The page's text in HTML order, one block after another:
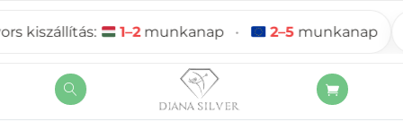
1–2munkanap • 2–5 munkanap